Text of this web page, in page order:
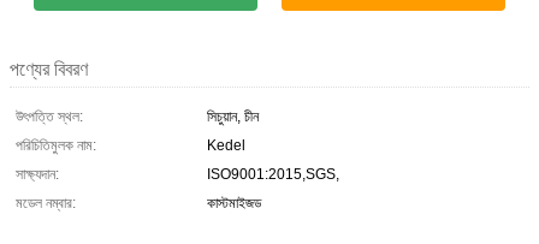
পণ্যের বিবরণ
উৎপত্তি স্থল:
সিচুয়ান, চীন
পরিচিতিমুলক নাম:
Kedel
সাক্ষ্যদান:
ISO9001:2015,SGS,
মডেল নম্বার:
কাস্টমাইজড